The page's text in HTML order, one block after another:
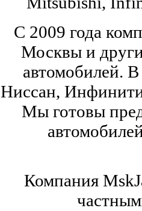
С 2009 года
Москвы и
автомобилей.
Ниссан,
Мы готовы
Компания